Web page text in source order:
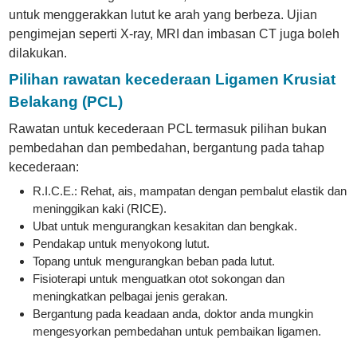
untuk menggerakkan lutut ke arah yang berbeza. Ujian
pengimejan seperti X-ray, MRI dan imbasan CT juga boleh
dilakukan.
Pilihan rawatan kecederaan Ligamen Krusiat
Belakang (PCL)
Rawatan untuk kecederaan PCL termasuk pilihan bukan
pembedahan dan pembedahan, bergantung pada tahap
kecederaan:
R.I.C.E.: Rehat, ais, mampatan dengan pembalut elastik dan
meninggikan kaki (RICE).
Ubat untuk mengurangkan kesakitan dan bengkak.
Pendakap untuk menyokong lutut.
Topang untuk mengurangkan beban pada lutut.
Fisioterapi untuk menguatkan otot sokongan dan
meningkatkan pelbagai jenis gerakan.
Bergantung pada keadaan anda, doktor anda mungkin
mengesyorkan pembedahan untuk pembaikan ligamen.